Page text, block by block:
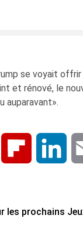
se voyait
et rénové, le
auparavant».
WhatsApp Flipboard
les prochains